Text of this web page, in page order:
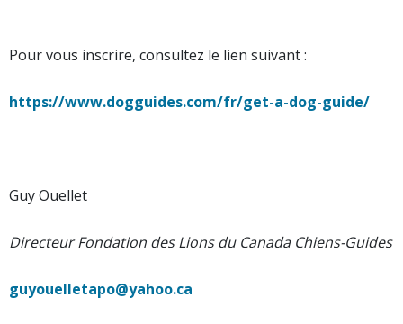
Pour vous inscrire, consultez le lien suivant :
https://www.dogguides.com/fr/get-a-dog-guide/
Guy Ouellet
Directeur Fondation des Lions du Canada Chiens-Guides
guyouelletapo@yahoo.ca